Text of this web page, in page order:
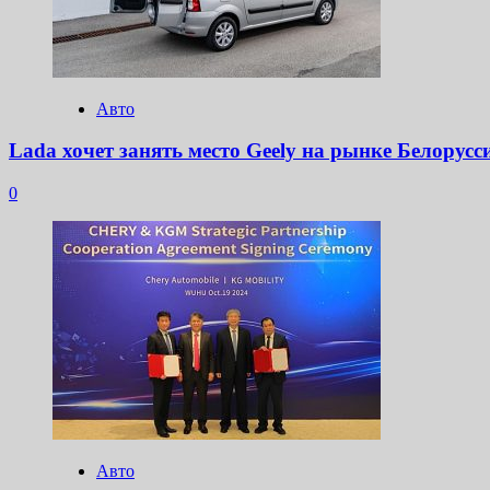
Авто
Lada хочет занять место Geely на рынке
0
Авто